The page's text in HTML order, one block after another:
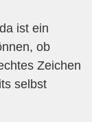
ist ein
ob
Zeichen
selbst